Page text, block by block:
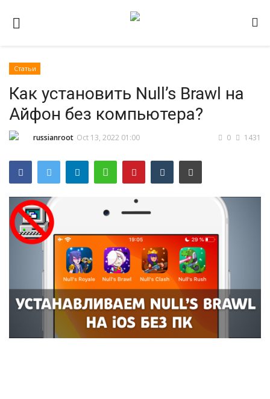
Видео
Contact
Terms & Conditions
Gallery
Русский
Статьи
Как установить Null’s Brawl на
Айфон без компьютера?
russianroot Oct 13, 2022 01:00 1431
0